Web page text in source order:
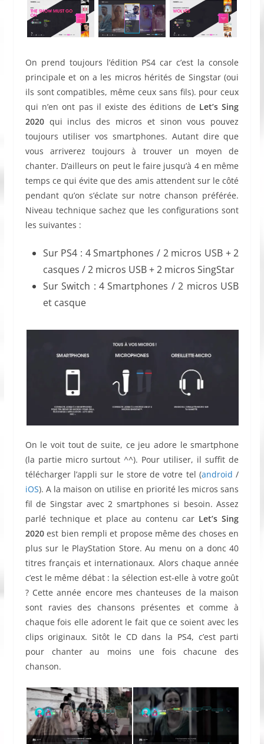
On prend toujours l’édition PS4 car c’est la console
principale et on a les micros hérités de Singstar (oui
ils sont compatibles, même ceux sans fils). pour ceux
qui n’en ont pas il existe des éditions de Let’s Sing
2020 qui inclus des micros et sinon vous pouvez
toujours utiliser vos smartphones. Autant dire que
vous arriverez toujours à trouver un moyen de
chanter. D’ailleurs on peut le faire jusqu’à 4 en même
temps ce qui évite que des amis attendent sur le côté
pendant qu’on s’éclate sur notre chanson préférée.
Niveau technique sachez que les configurations sont
les suivantes :
Sur PS4 : 4 Smartphones / 2 micros USB + 2
casques / 2 micros USB + 2 micros SingStar
Sur Switch : 4 Smartphones / 2 micros USB
et casque
On le voit tout de suite, ce jeu adore le smartphone
(la partie micro surtout ^^). Pour utiliser, il suffit de
télécharger l’appli sur le store de votre tel (android /
iOS). A la maison on utilise en priorité les micros sans
fil de Singstar avec 2 smartphones si besoin. Assez
parlé technique et place au contenu car Let’s Sing
2020est bien rempli et propose même des choses en
plus sur le PlayStation Store. Au menu on a donc 40
titres français et internationaux. Alors chaque année
c’est le même débat : la sélection est-elle à votre goût
? Cette année encore mes chanteuses de la maison
sont ravies des chansons présentes et comme à
chaque fois elle adorent le fait que ce soient avec les
clips originaux. Sitôt le CD dans la PS4, c’est parti
pour chanter au moins une fois chacune des
chanson.